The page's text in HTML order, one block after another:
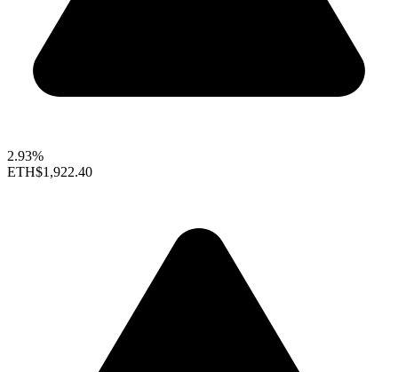
2.93%
ETH$1,922.40